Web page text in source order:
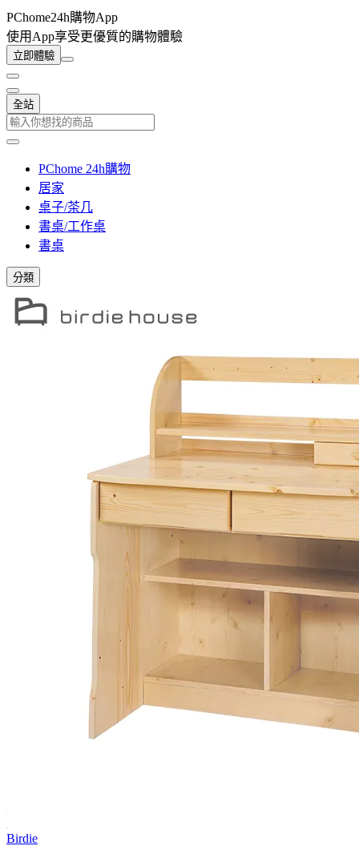
PChome24h購物App
使用App享受更優質的購物體驗
立即體驗
全站
PChome 24h購物
居家
桌子/茶几
書桌/工作桌
書桌
分類
Birdie